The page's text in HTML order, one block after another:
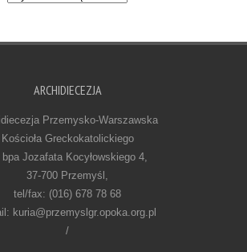
ARCHIDIECEZJA
Przemysko-Warszawska
Kościoła Greckokatolickiego
bpa Jozafata Kocyłowskiego 4,
37-700 Przemyśl,
tel/fax: (016) 678 78 68
kuria@przemyslgr.opoka.org.pl
/